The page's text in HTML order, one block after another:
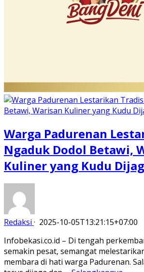
Warga Padurenan
Ngaduk Dodol Betawi,
Kuliner yang Kudu
Redaksi · 2025-10-05T13:21:15+07:00
Infobekasi.co.id – Di tengah
semakin pesat, semangat
membara di hati warga Padurenan.